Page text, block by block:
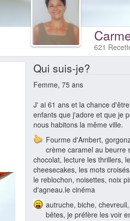
621
Qui suis-je?
Femme, 75 ans
J' ai 61 ans et la chance
enfants que j'adore et que je
nous habitons la même ville.
Fourme d'Ambert,
crème caramel au beurre
chocolat, lecture les thrillers,
cheesecakes, les mots
le reblochon, noisettes, noix
d'agneau.le cinéma
autruche, biche,
bêtes, je préfère les voir